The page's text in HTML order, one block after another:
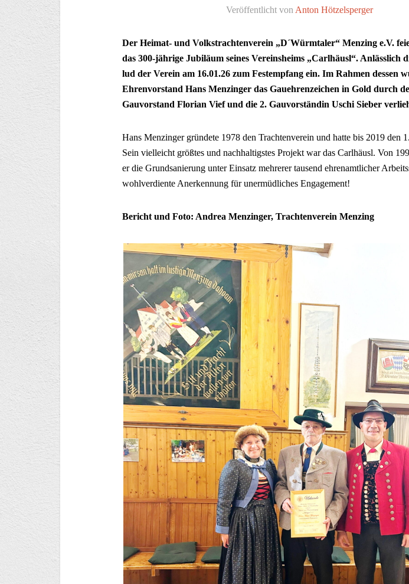
Veröffentlicht von Anton Hötzelsperger
Der Heimat- und Volkstrachtenverein „D´Würmtaler“ Menzing e.V.
das 300-jährige Jubiläum seines Vereinsheims „Carlhäusl“. Anlässlich
lud der Verein am 16.01.26 zum Festempfang ein. Im Rahmen dessen
Ehrenvorstand Hans Menzinger das Gauehrenzeichen in Gold durch
Gauvorstand Florian Vief und die 2. Gauvorständin Uschi Sieber
Hans Menzinger gründete 1978 den Trachtenverein und hatte bis 2019 den
Sein vielleicht größtes und nachhaltigstes Projekt war das Carlhäusl. Von
er die Grundsanierung unter Einsatz mehrerer tausend ehrenamtlicher
wohlverdiente Anerkennung für unermüdliches Engagement!
Bericht und Foto: Andrea Menzinger, Trachtenverein Menzing